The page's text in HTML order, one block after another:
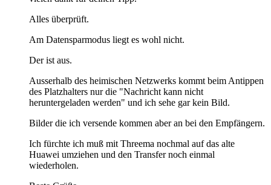
Alles überprüft.
Am Datensparmodus liegt es wohl nicht.
Der ist aus.
Ausserhalb des heimischen Netzwerks kommt beim Antippen
des Platzhalters nur die "Nachricht kann nicht
heruntergeladen werden" und ich sehe gar kein Bild.
Bilder die ich versende kommen aber an bei den Empfängern.
Ich fürchte ich muß mit Threema nochmal auf das alte
Huawei umziehen und den Transfer noch einmal
wiederholen.